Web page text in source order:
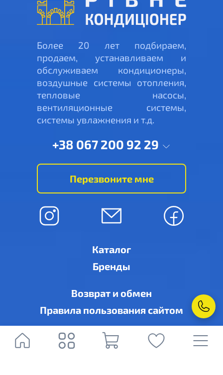
Более 20 лет подбираем,
продаем, устанавливаем и
обслуживаем кондиционеры,
воздушные системы отопления,
тепловые насосы,
вентиляционные системы,
системы увлажнения и т.д.
+38 067 200 92 29
Перезвоните мне
Каталог
Бренды
Возврат и обмен
Правила пользования сайтом
© Ровно-кондиционер, г. Ровно, ул. Дубенская, 6-А